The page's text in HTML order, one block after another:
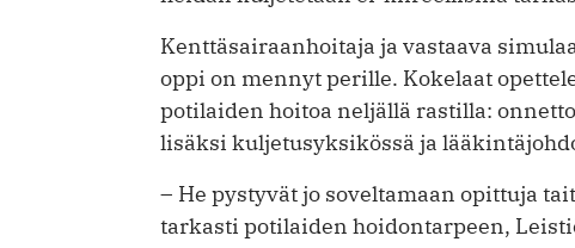
Kenttäsairaanhoitaja ja vastaava
oppi on mennyt perille. Kokelaat
potilaiden hoitoa neljällä rastilla:
lisäksi kuljetusyksikössä ja
– He pystyvät jo soveltamaan opittuja
tarkasti potilaiden hoidontarpeen,